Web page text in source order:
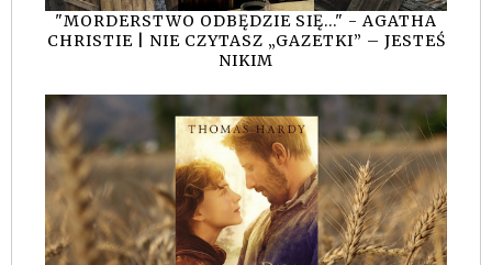
"MORDERSTWO ODBĘDZIE SIĘ..." - AGATHA
CHRISTIE | NIE CZYTASZ „GAZETKI” – JESTEŚ
NIKIM